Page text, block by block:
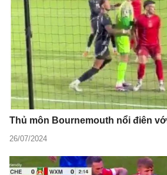
Thủ môn Bournemouth nổi điên
26/07/2024